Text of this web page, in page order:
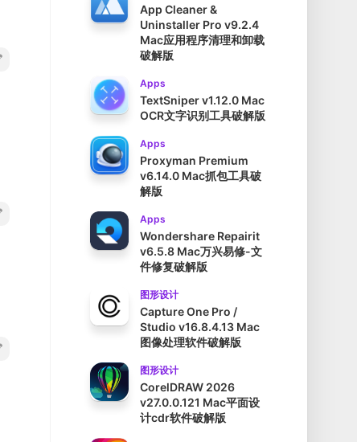
App Cleaner &
Uninstaller Pro v9.2.4
Mac应用程序清理和卸载
破解版
Apps
TextSniper v1.12.0 Mac
OCR文字识别工具破解版
Apps
Proxyman Premium
v6.14.0 Mac抓包工具破
解版
Apps
Wondershare Repairit
v6.5.8 Mac万兴易修-文
件修复破解版
图形设计
Capture One Pro /
Studio v16.8.4.13 Mac
图像处理软件破解版
图形设计
CorelDRAW 2026
v27.0.0.121 Mac平面设
计cdr软件破解版